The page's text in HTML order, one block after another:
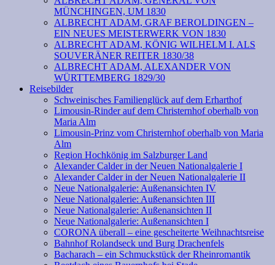
MÜNCHINGEN, UM 1830
ALBRECHT ADAM, GRAF BEROLDINGEN –
EIN NEUES MEISTERWERK VON 1830
ALBRECHT ADAM, KÖNIG WILHELM I. ALS
SOUVERÄNER REITER 1830/38
ALBRECHT ADAM, ALEXANDER VON
WÜRTTEMBERG 1829/30
Reisebilder
Schweinisches Familienglück auf dem Erharthof
Limousin-Rinder auf dem Christernhof oberhalb von
Maria Alm
Limousin-Prinz vom Christernhof oberhalb von Maria
Alm
Region Hochkönig im Salzburger Land
Alexander Calder in der Neuen Nationalgalerie I
Alexander Calder in der Neuen Nationalgalerie II
Neue Nationalgalerie: Außenansichten IV
Neue Nationalgalerie: Außenansichten III
Neue Nationalgalerie: Außenansichten II
Neue Nationalgalerie: Außenansichten I
CORONA überall – eine gescheiterte Weihnachtsreise
Bahnhof Rolandseck und Burg Drachenfels
Bacharach – ein Schmuckstück der Rheinromantik